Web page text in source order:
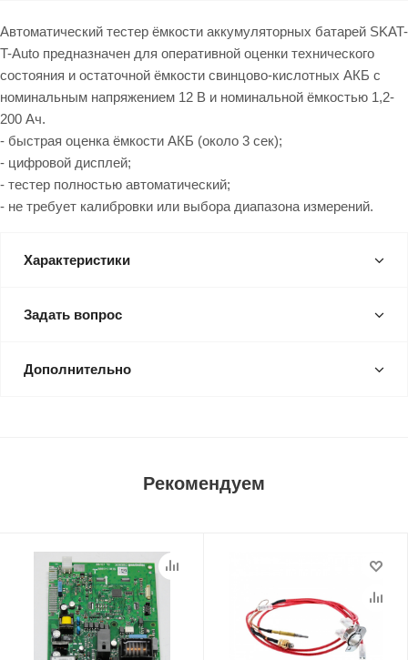
Автоматический тестер ёмкости аккумуляторных батарей SKAT-
T-Auto предназначен для оперативной оценки технического
состояния и остаточной ёмкости свинцово-кислотных АКБ с
номинальным напряжением 12 В и номинальной ёмкостью 1,2-
200 Ач.
- быстрая оценка ёмкости АКБ (около 3 сек);
- цифровой дисплей;
- тестер полностью автоматический;
- не требует калибровки или выбора диапазона измерений.
Характеристики
Задать вопрос
Дополнительно
Рекомендуем